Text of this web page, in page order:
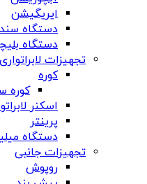
ایریگیشن
دستگاه
دستگاه
تجهیزات لابراتواری
کوره
کوره
اسکنر
پرینتر
دستگاه
تجهیزات جانبی
روپوش